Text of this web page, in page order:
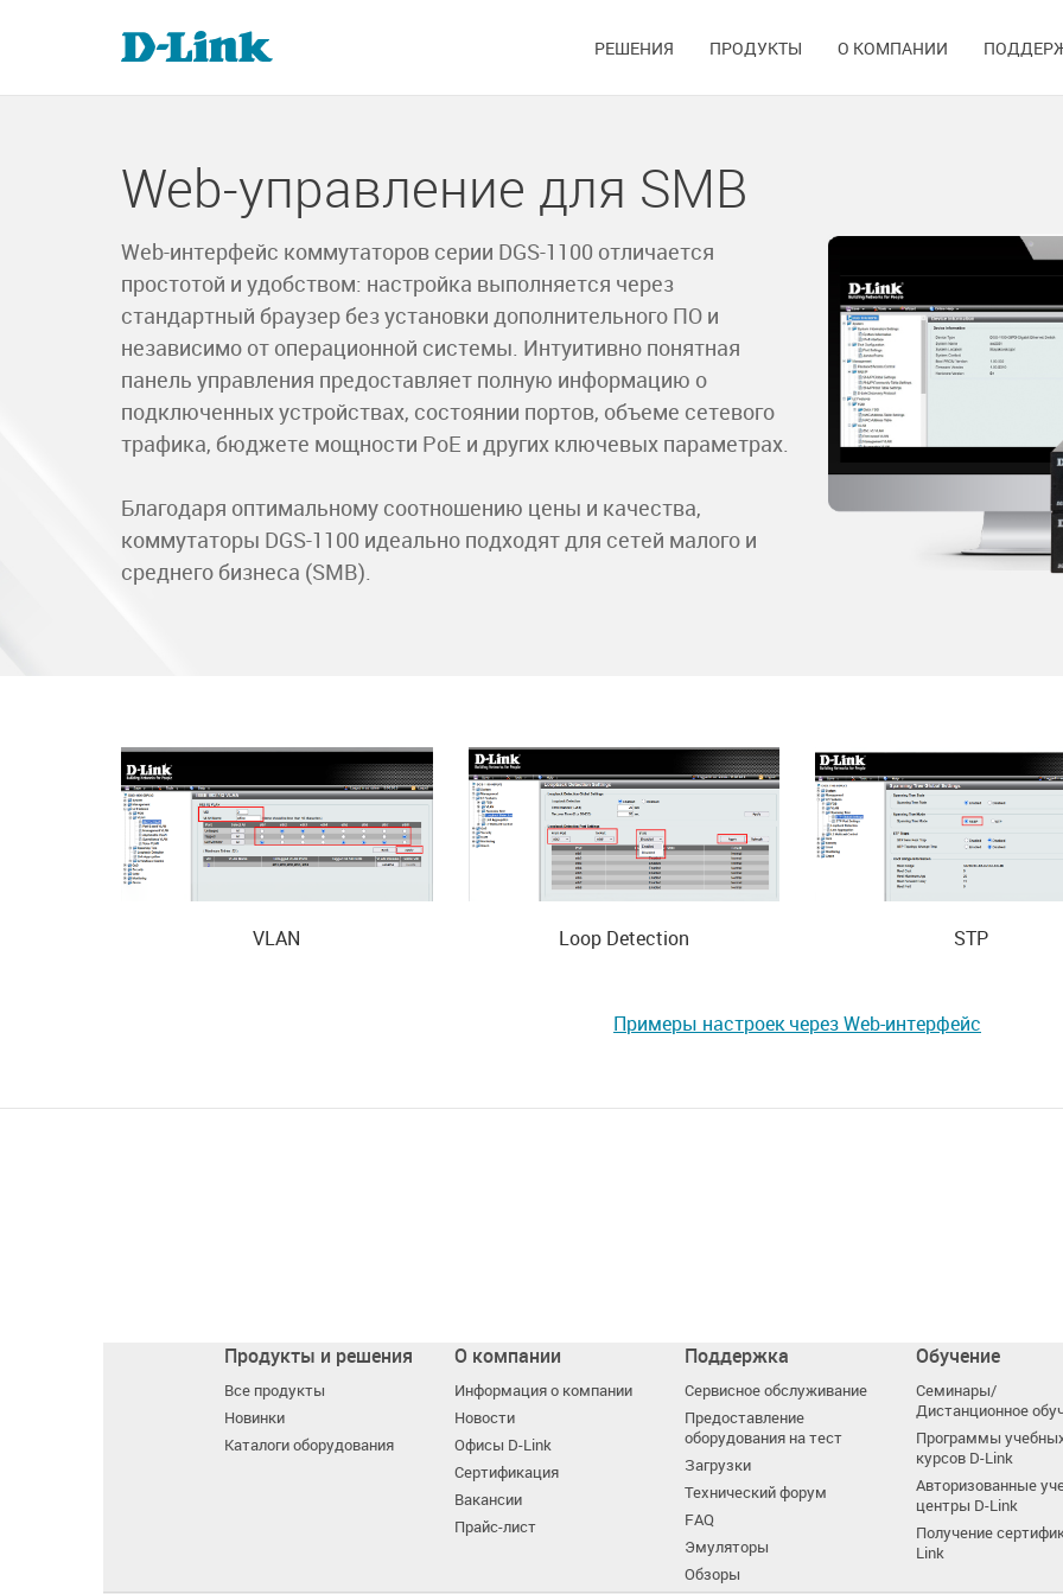
РЕШЕНИЯ ПРОДУКТЫ О КОМПАНИИ
Web-управление для SMB
Web-интерфейс коммутаторов серии DGS-1100 отличается
простотой и удобством: настройка выполняется через
стандартный браузер без установки дополнительного ПО и
независимо от операционной системы. Интуитивно понятная
панель управления предоставляет полную информацию о
подключенных устройствах, состоянии портов, объеме сетевого
трафика, бюджете мощности PoE и других ключевых параметрах.
Благодаря оптимальному соотношению цены и качества,
коммутаторы DGS-1100 идеально подходят для сетей малого и
среднего бизнеса (SMB).
VLAN Loop Detection STP
Примеры настроек через Web-интерфейс
Продукты и решения
Все продукты
Новинки
Каталоги оборудования
О компании
Информация о компании
Новости
Офисы D-Link
Сертификация
Вакансии
Прайс-лист
Поддержка
Сервисное обслуживание
Предоставление
оборудования на тест
Загрузки
Технический форум
FAQ
Эмуляторы
Обзоры
Обучение
Семинары/
Дистанционное
Программы
курсов D-Link
Авторизованные
центры D-Link
Получение
Link